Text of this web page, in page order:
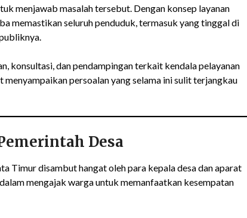
menjawab masalah tersebut. Dengan konsep layanan
memastikan seluruh penduduk, termasuk yang tinggal di
konsultasi, dan pendampingan terkait kendala pelayanan
persoalan yang selama ini sulit terjangkau
Desa
Timur disambut hangat oleh para kepala desa dan aparat
mengajak warga untuk memanfaatkan kesempatan